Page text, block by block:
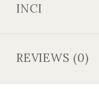
INCI
REVIEWS (0)